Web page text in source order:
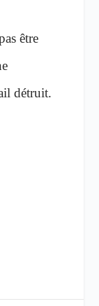
être
détruit.